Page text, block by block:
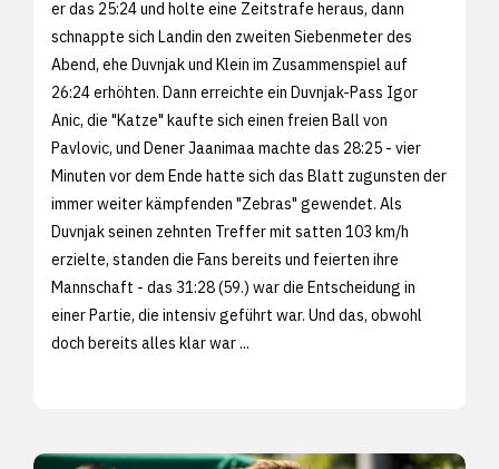
er das 25:24 und holte eine Zeitstrafe heraus, dann
schnappte sich Landin den zweiten Siebenmeter des
Abend, ehe Duvnjak und Klein im Zusammenspiel auf
26:24 erhöhten. Dann erreichte ein Duvnjak-Pass Igor
Anic, die "Katze" kaufte sich einen freien Ball von
Pavlovic, und Dener Jaanimaa machte das 28:25 - vier
Minuten vor dem Ende hatte sich das Blatt zugunsten der
immer weiter kämpfenden "Zebras" gewendet. Als
Duvnjak seinen zehnten Treffer mit satten 103 km/h
erzielte, standen die Fans bereits und feierten ihre
Mannschaft - das 31:28 (59.) war die Entscheidung in
einer Partie, die intensiv geführt war. Und das, obwohl
doch bereits alles klar war ...